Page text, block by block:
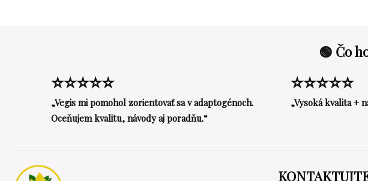
🟢 Čo
⭐⭐⭐⭐⭐
„Vegis mi pomohol zorientovať sa v adaptogénoch.
Oceňujem kvalitu, návody aj poradňu.“
⭐⭐⭐⭐⭐
„Vysoká kvalita +